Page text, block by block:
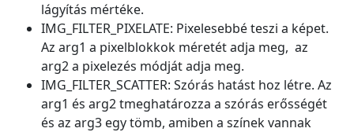
lágyítás mértéke.
IMG_FILTER_PIXELATE: Pixelesebbé teszi a képet.
Az arg1 a pixelblokkok méretét adja meg, az
arg2 a pixelezés módját adja meg.
IMG_FILTER_SCATTER: Szórás hatást hoz létre. Az
arg1 és arg2 tmeghatározza a szórás erősségét
és az arg3 egy tömb, amiben a színek vannak